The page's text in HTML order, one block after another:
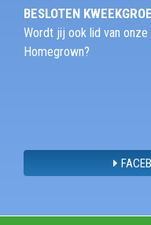
BESLOTEN
Wordt jij ook lid van
Homegrown?